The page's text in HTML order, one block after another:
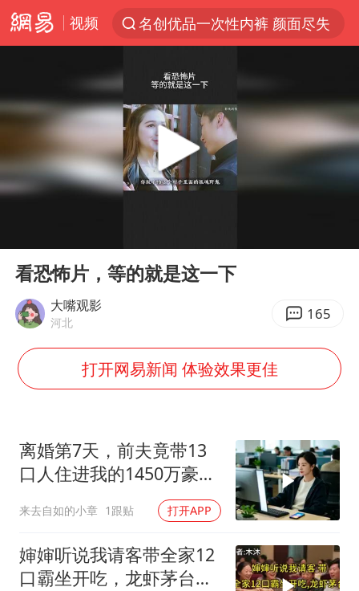
视频
名创优品一次性内裤 颜面尽失
四川宜宾市珙县发生3.4级地震
台风白海豚闭眼浙江上海处于危险半圆
白海豚将正面袭击贯穿浙江
浙江台州《告全体市民书》
郑丽文：台湾从来没有“独立”过
刘浩存百花奖开幕式红裙起舞
女儿为争财产堵门阻挠父亲出殡
万岁山接盘烂尾恒大文旅城
戚薇谈把脸交给AI
多个明星演唱会取消
习近平心系体育强国建设
Play
看恐怖片，等的就是这一下
大嘴观影
河北 165
打开网易新闻 体验效果更佳
离婚第7天，前夫竟带13
口人住进我的1450万豪
来去自如的小章 1跟贴 打开APP
婶婶听说我请客带全家12
口霸坐开吃，龙虾茅台点